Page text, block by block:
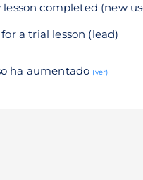
completed (new
a trial lesson (lead)
ha aumentado (ver)